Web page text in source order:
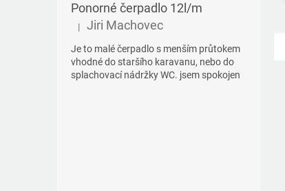
Ponorné čerpadlo 12l/m
Hodnocení produktu je 5 z 5 hvězdiček.
| Jiri Machovec
Je to malé čerpadlo s menším průtokem
vhodné do staršího karavanu, nebo do
splachovací nádržky WC. jsem spokojen